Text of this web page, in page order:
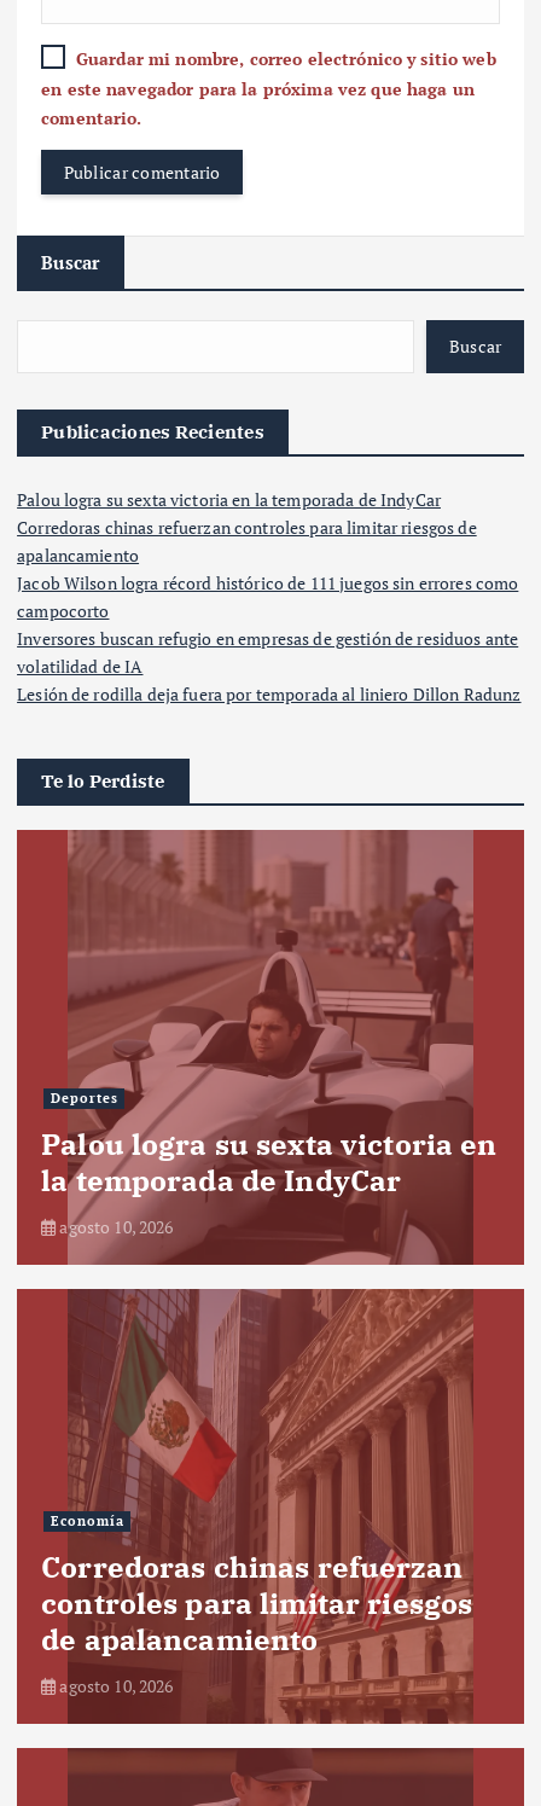
Guardar mi nombre, correo electrónico y sitio web
en este navegador para la próxima vez que haga un
comentario.
Buscar
Buscar
Publicaciones Recientes
Palou logra su sexta victoria en la temporada de IndyCar
Corredoras chinas refuerzan controles para limitar riesgos de
apalancamiento
Jacob Wilson logra récord histórico de 111 juegos sin errores como
campocorto
Inversores buscan refugio en empresas de gestión de residuos ante
volatilidad de IA
Lesión de rodilla deja fuera por temporada al liniero Dillon Radunz
Te lo Perdiste
Deportes
Palou logra su sexta victoria en
la temporada de IndyCar
agosto 10, 2026
Economía
Corredoras chinas refuerzan
controles para limitar riesgos
de apalancamiento
agosto 10, 2026